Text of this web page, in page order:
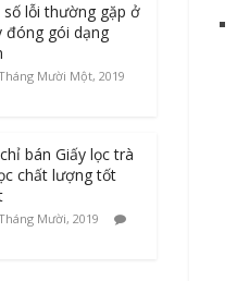
số lỗi thường gặp ở
đóng gói dạng
Mười Một, 2019
bán Giấy lọc trà
chất lượng tốt
Mười, 2019